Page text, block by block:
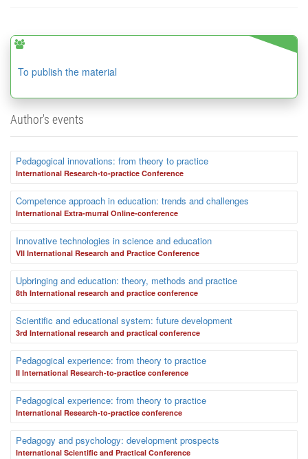
To publish the material
Author's events
Pedagogical innovations: from theory to practice
International Research-to-practice Conference
Competence approach in education: trends and challenges
International Extra-murral Online-conference
Innovative technologies in science and education
VII International Research and Practice Conference
Upbringing and education: theory, methods and practice
8th International research and practice conference
Scientific and educational system: future development
3rd International research and practical conference
Pedagogical experience: from theory to practice
II International Research-to-practice conference
Pedagogical experience: from theory to practice
International Research-to-practice conference
Pedagogy and psychology: development prospects
International Scientific and Practical Conference